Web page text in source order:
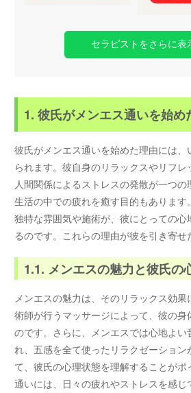
セラピストをさらに表
1. 彼氏がメンエス通いを始め
彼氏がメンエス通いを始めた理由には、
られます。彼自身のリラックスやリフ
人間関係によるストレスの発散が一つ
生活の中での疲れを癒す目的もありま
独特な雰囲気や施術が、彼にとっての
るのです。これらの理由が彼を引き寄せ
1.1. メンエスの魅力と彼氏の
メンエスの魅力は、そのリラックス効
術師が行うマッサージによって、彼の身
のです。さらに、メンエスでは心地よい
れ、五感を全て使ったリラクゼーション
て、彼氏の心理状態を理解することがポ
通いには、日々の疲れやストレスを感